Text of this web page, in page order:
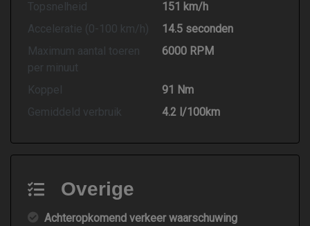
Topsnelheid
151 km/h
Acceleratie (0-100 km/h)
14.5 seconden
Maximum aantal toeren
per minuut
6000 RPM
Koppel
91 Nm
Gemiddeld verbruik
4.2 l/100km
Overige
Achteropkomend verkeer waarschuwing